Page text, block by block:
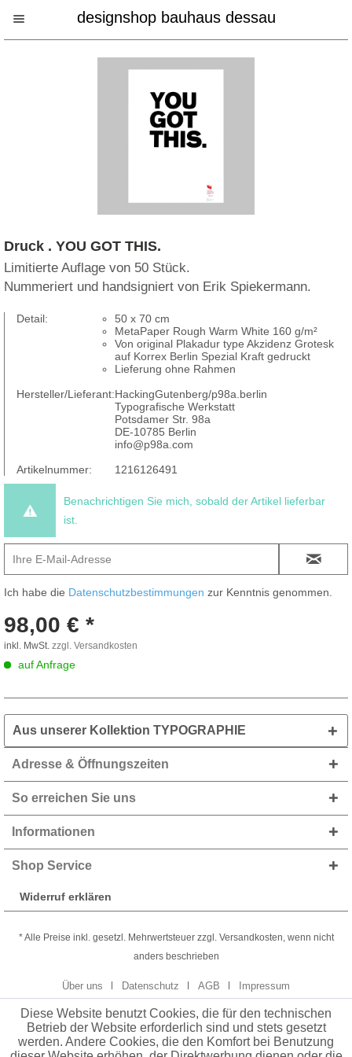
designshop bauhaus dessau
Druck . YOU GOT THIS.
Limitierte Auflage von 50 Stück.
Nummeriert und handsigniert von Erik Spiekermann.
Detail:
50 x 70 cm
MetaPaper Rough Warm White 160 g/m²
Von original Plakadur type Akzidenz Grotesk
auf Korrex Berlin Spezial Kraft gedruckt
Lieferung ohne Rahmen
Hersteller/Lieferant:HackingGutenberg/p98a.berlin
Typografische Werkstatt
Potsdamer Str. 98a
DE-10785 Berlin
info@p98a.com
Artikelnummer:
1216126491
Benachrichtigen Sie mich, sobald der Artikel lieferbar
ist.
Ich habe die Datenschutzbestimmungen zur Kenntnis genommen.
98,00 € *
inkl. MwSt. zzgl. Versandkosten
auf Anfrage
Aus unserer Kollektion TYPOGRAPHIE
Adresse & Öffnungszeiten
So erreichen Sie uns
Informationen
Shop Service
Widerruf erklären
* Alle Preise inkl. gesetzl. Mehrwertsteuer zzgl. Versandkosten, wenn nicht
anders beschrieben
Über uns Datenschutz AGB Impressum
Diese Website benutzt Cookies, die für den technischen
Betrieb der Website erforderlich sind und stets gesetzt
werden. Andere Cookies, die den Komfort bei Benutzung